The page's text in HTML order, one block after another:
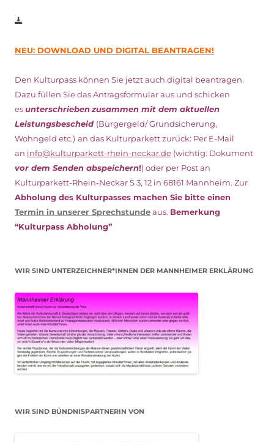
NEU: DOWNLOAD UND DIGITAL BEANTRAGEN!
Den Kulturpass können Sie jetzt auch digital beantragen.
Dazu füllen Sie das Antragsformular aus und schicken
esunterschriebenzusammen mit dem aktuellen
Leistungsbescheid (Bürgergeld/ Grundsicherung,
Wohngeld etc.) an das Kulturparkett zurück: Per E-Mail
an info@kulturparkett-rhein-neckar.de (wichtig: Dokument
vor dem Senden abspeichern!) oder per Post an
Kulturparkett-Rhein-Neckar S 3, 12 in 68161 Mannheim. Zur
Abholung des Kulturpasses machen Sie bitte einen
Termin in unserer Sprechstundeaus. Bemerkung
“Kulturpass Abholung”
WIR SIND UNTERZEICHNER*INNEN DER MANNHEIMER ERKLÄRUNG
WIR SIND BÜNDNISPARTNERIN VON